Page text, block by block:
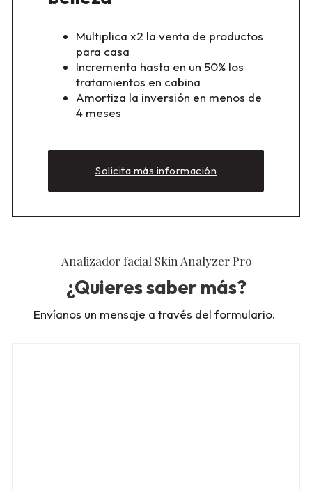
Multiplica x2 la venta de productos
para casa
Incrementa hasta en un 50% los
tratamientos en cabina
Amortiza la inversión en menos de
4 meses
Solicita más información
Analizador facial Skin Analyzer Pro
¿Quieres saber más?
Envíanos un mensaje a través del formulario.